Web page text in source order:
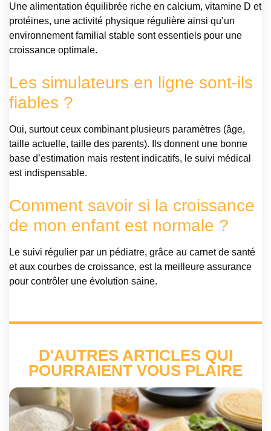
Une alimentation équilibrée riche en calcium, vitamine D et
protéines, une activité physique régulière ainsi qu’un
environnement familial stable sont essentiels pour une
croissance optimale.
Les simulateurs en ligne sont-ils
fiables ?
Oui, surtout ceux combinant plusieurs paramètres (âge,
taille actuelle, taille des parents). Ils donnent une bonne
base d’estimation mais restent indicatifs, le suivi médical
est indispensable.
Comment savoir si la croissance
de mon enfant est normale ?
Le suivi régulier par un pédiatre, grâce au carnet de santé
et aux courbes de croissance, est la meilleure assurance
pour contrôler une évolution saine.
D'AUTRES ARTICLES QUI
POURRAIENT VOUS PLAIRE